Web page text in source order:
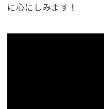
に心にしみます！